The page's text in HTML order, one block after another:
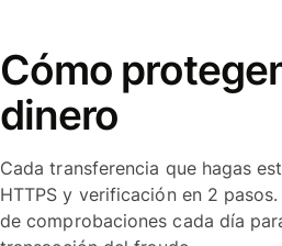
Cómo
dinero
Cada transferencia que hagas
HTTPS y verificación en 2
de comprobaciones cada día